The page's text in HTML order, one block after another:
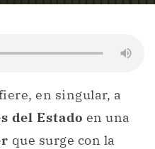
en singular, a
del Estado en una
que surge con la